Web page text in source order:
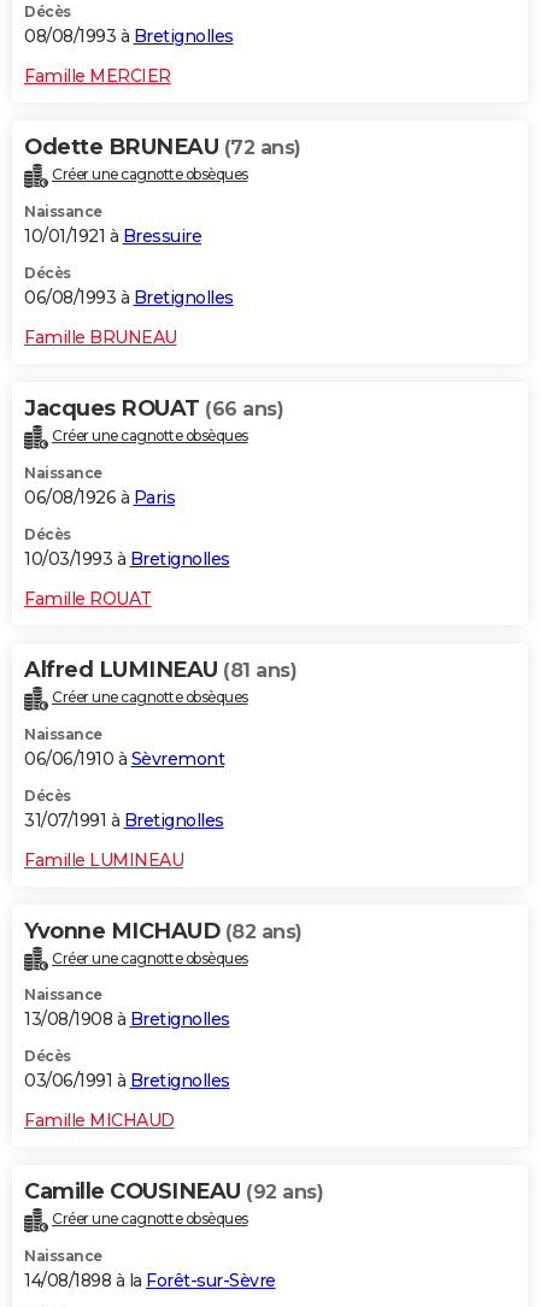
Décès
08/08/1993 à Bretignolles
Famille MERCIER
Odette BRUNEAU (72 ans)
Créer une cagnotte obsèques
Naissance
10/01/1921 à Bressuire
Décès
06/08/1993 à Bretignolles
Famille BRUNEAU
Jacques ROUAT (66 ans)
Créer une cagnotte obsèques
Naissance
06/08/1926 à Paris
Décès
10/03/1993 à Bretignolles
Famille ROUAT
Alfred LUMINEAU (81 ans)
Créer une cagnotte obsèques
Naissance
06/06/1910 à Sèvremont
Décès
31/07/1991 à Bretignolles
Famille LUMINEAU
Yvonne MICHAUD (82 ans)
Créer une cagnotte obsèques
Naissance
13/08/1908 à Bretignolles
Décès
03/06/1991 à Bretignolles
Famille MICHAUD
Camille COUSINEAU (92 ans)
Créer une cagnotte obsèques
Naissance
14/08/1898 à la Forêt-sur-Sèvre